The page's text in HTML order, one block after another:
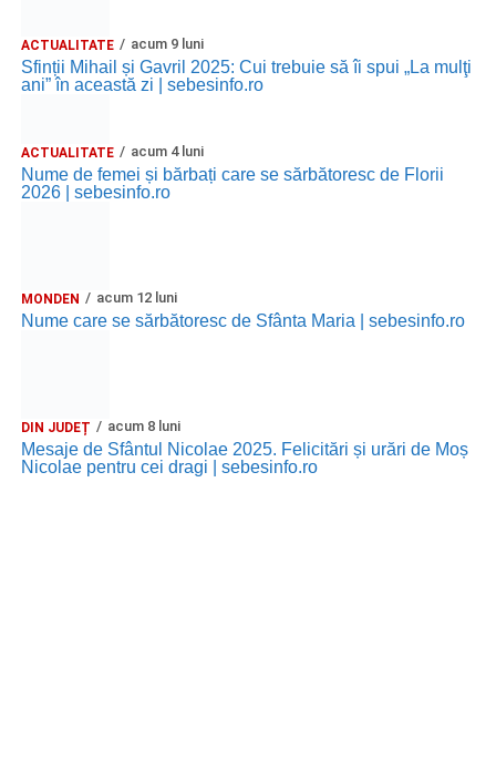
ACTUALITATE acum 9 luni
Sfinții Mihail și Gavril 2025: Cui trebuie să îi spui „La mulţi
ani” în această zi | sebesinfo.ro
ACTUALITATE acum 4 luni
Nume de femei și bărbați care se sărbătoresc de Florii
2026 | sebesinfo.ro
MONDEN acum 12 luni
Nume care se sărbătoresc de Sfânta Maria | sebesinfo.ro
DIN JUDEȚ acum 8 luni
Mesaje de Sfântul Nicolae 2025. Felicitări și urări de Moș
Nicolae pentru cei dragi | sebesinfo.ro